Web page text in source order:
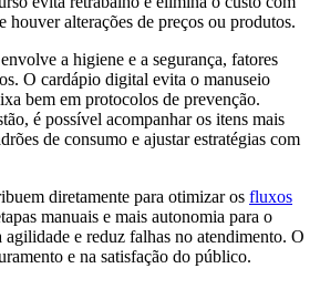
houver alterações de preços ou produtos.
a higiene e a segurança, fatores
O cardápio digital evita o manuseio
bem em protocolos de prevenção.
é possível acompanhar os itens mais
de consumo e ajustar estratégias com
diretamente para otimizar os fluxos
manuais e mais autonomia para o
e reduz falhas no atendimento. O
e na satisfação do público.